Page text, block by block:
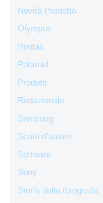
Novità Prodotto
Olympus
Pentax
Polaroid
Prodotti
Redazionale
Samsung
Scatti d'autore
Software
Sony
Storia della fotografia